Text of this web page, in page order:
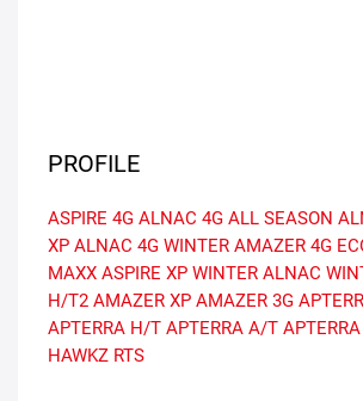
PROFILE
ASPIRE 4G ALNAC 4G ALL SEASON
XP ALNAC 4G WINTER AMAZER 4G
MAXX ASPIRE XP WINTER ALNAC
H/T2 AMAZER XP AMAZER 3G
APTERRA H/T APTERRA A/T
HAWKZ RTS